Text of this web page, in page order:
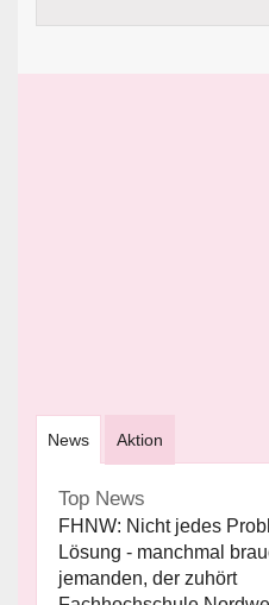
News Aktion
Top News
FHNW: Nicht jedes
Lösung - manchmal
jemanden, der zuhört